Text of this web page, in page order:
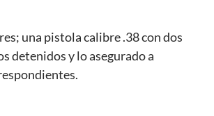
una pistola calibre .38 con dos
detenidos y lo asegurado a